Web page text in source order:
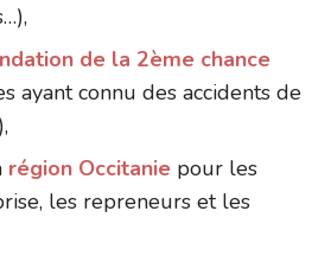
de la 2ème chance
ayant connu des accidents de
région Occitanie pour les
les repreneurs et les